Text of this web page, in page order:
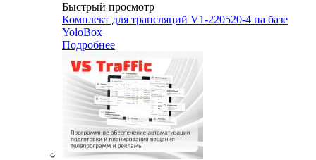
Быстрый просмотр
Комплект для трансляций V1-220520-4 на базе
YoloBox
Подробнее